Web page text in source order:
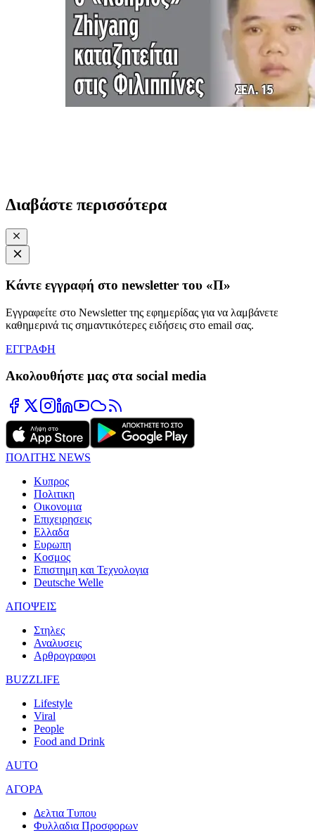
Διαβάστε περισσότερα
Κάντε εγγραφή στο newsletter του «Π»
Εγγραφείτε στο Newsletter της εφημερίδας για να λαμβάνετε
καθημερινά τις σημαντικότερες ειδήσεις στο email σας.
ΕΓΓΡΑΦΗ
Ακολουθήστε μας στα social media
ΠΟΛΙΤΗΣ NEWS
Κυπρος
Πολιτικη
Οικονομια
Επιχειρησεις
Ελλαδα
Ευρωπη
Κοσμος
Επιστημη και Τεχνολογια
Deutsche Welle
ΑΠΟΨΕΙΣ
Στηλες
Αναλυσεις
Αρθρογραφοι
BUZZLIFE
Lifestyle
Viral
People
Food and Drink
AUTO
ΑΓΟΡΑ
Δελτια Τυπου
Φυλλαδια Προσφορων